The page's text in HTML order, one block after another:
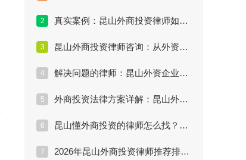
2 真实案例：昆山外商投资律师如何帮企业挽回千万损失？
3 昆山外商投资律师咨询：从外资撤退到股权变更的全流程法律护航
4 解决问题的律师：昆山外资企业常年法律顾问服务标准与价值
5 外商投资法律方案详解：昆山外商投资律师处理效果评估与实务
6 昆山懂外商投资的律师怎么找？资深律师分享外资准入避坑指南
7 2026年昆山外商投资律师推荐排行：数据解读谁是真正的专家